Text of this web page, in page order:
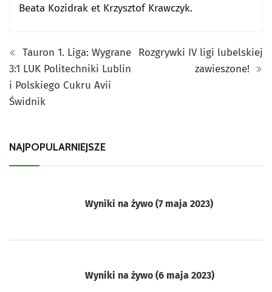
Beata Kozidrak et Krzysztof Krawczyk.
Tauron 1. Liga: Wygrane
3:1 LUK Politechniki Lublin
i Polskiego Cukru Avii
Świdnik
Rozgrywki IV ligi lubelskiej
zawieszone!
NAJPOPULARNIEJSZE
Wyniki na żywo (7 maja 2023)
Wyniki na żywo (6 maja 2023)